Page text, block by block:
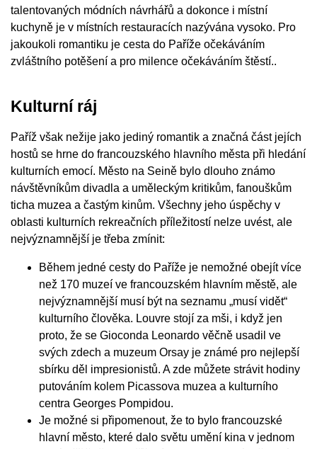
talentovaných módních návrhářů a dokonce i místní
kuchyně je v místních restauracích nazývána vysoko. Pro
jakoukoli romantiku je cesta do Paříže očekáváním
zvláštního potěšení a pro milence očekáváním štěstí..
Kulturní ráj
Paříž však nežije jako jediný romantik a značná část jejích
hostů se hrne do francouzského hlavního města při hledání
kulturních emocí. Město na Seině bylo dlouho známo
návštěvníkům divadla a uměleckým kritikům, fanouškům
ticha muzea a častým kinům. Všechny jeho úspěchy v
oblasti kulturních rekreačních příležitostí nelze uvést, ale
nejvýznamnější je třeba zmínit:
Během jedné cesty do Paříže je nemožné obejít více
než 170 muzeí ve francouzském hlavním městě, ale
nejvýznamnější musí být na seznamu „musí vidět“
kulturního člověka. Louvre stojí za mši, i když jen
proto, že se Gioconda Leonardo věčně usadil ve
svých zdech a muzeum Orsay je známé pro nejlepší
sbírku děl impresionistů. A zde můžete strávit hodiny
putováním kolem Picassova muzea a kulturního
centra Georges Pompidou.
Je možné si připomenout, že to bylo francouzské
hlavní město, které dalo světu umění kina v jednom